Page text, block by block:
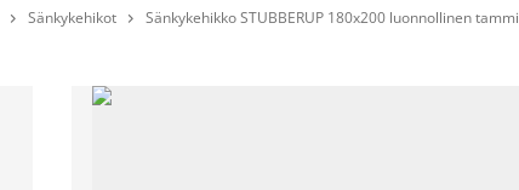
 Sänkykehikot  Sänkykehikko STUBBERUP 180x200 luonnollinen tammi